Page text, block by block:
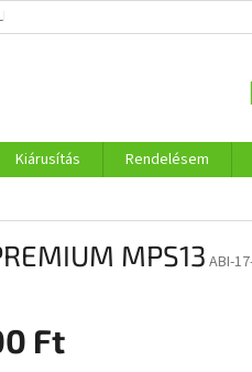
SZABÁLYOZÁS
Kiárusítás Rendelésem
MPS13 ABI-
Ft